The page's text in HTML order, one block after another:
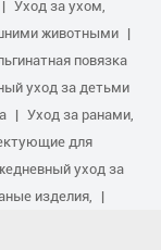
Уход за ухом,
животными
повязка
уход за детьми
Уход за ранами,
для
уход за
изделия,